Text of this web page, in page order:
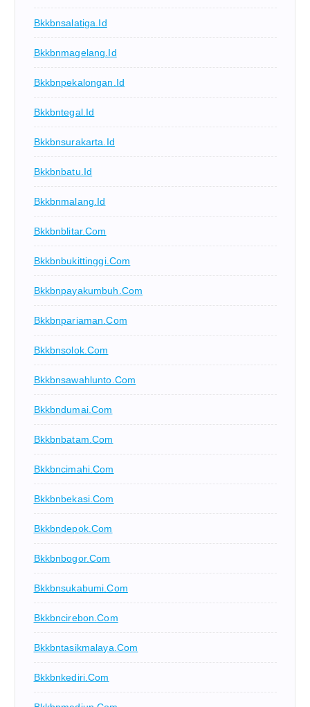
Bkkbnsalatiga.id
Bkkbnmagelang.id
Bkkbnpekalongan.id
Bkkbntegal.id
Bkkbnsurakarta.id
Bkkbnbatu.id
Bkkbnmalang.id
Bkkbnblitar.com
Bkkbnbukittinggi.com
Bkkbnpayakumbuh.com
Bkkbnpariaman.com
Bkkbnsolok.com
Bkkbnsawahlunto.com
Bkkbndumai.com
Bkkbnbatam.com
Bkkbncimahi.com
Bkkbnbekasi.com
Bkkbndepok.com
Bkkbnbogor.com
Bkkbnsukabumi.com
Bkkbncirebon.com
Bkkbntasikmalaya.com
Bkkbnkediri.com